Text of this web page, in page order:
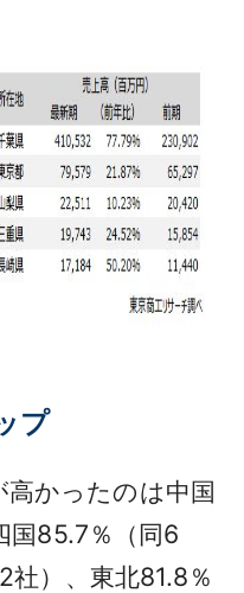
プ
かったのは中国
国85.7％（同6
社）、東北81.8％